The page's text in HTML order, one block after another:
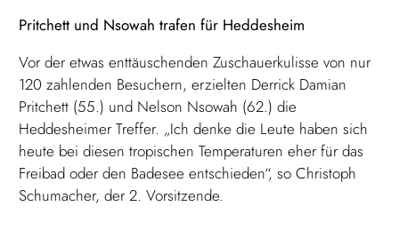
Pritchett und Nsowah trafen für Heddesheim
Vor der etwas enttäuschenden Zuschauerkulisse von nur
120 zahlenden Besuchern, erzielten Derrick Damian
Pritchett (55.) und Nelson Nsowah (62.) die
Heddesheimer Treffer. „Ich denke die Leute haben sich
heute bei diesen tropischen Temperaturen eher für das
Freibad oder den Badesee entschieden“, so Christoph
Schumacher, der 2. Vorsitzende.